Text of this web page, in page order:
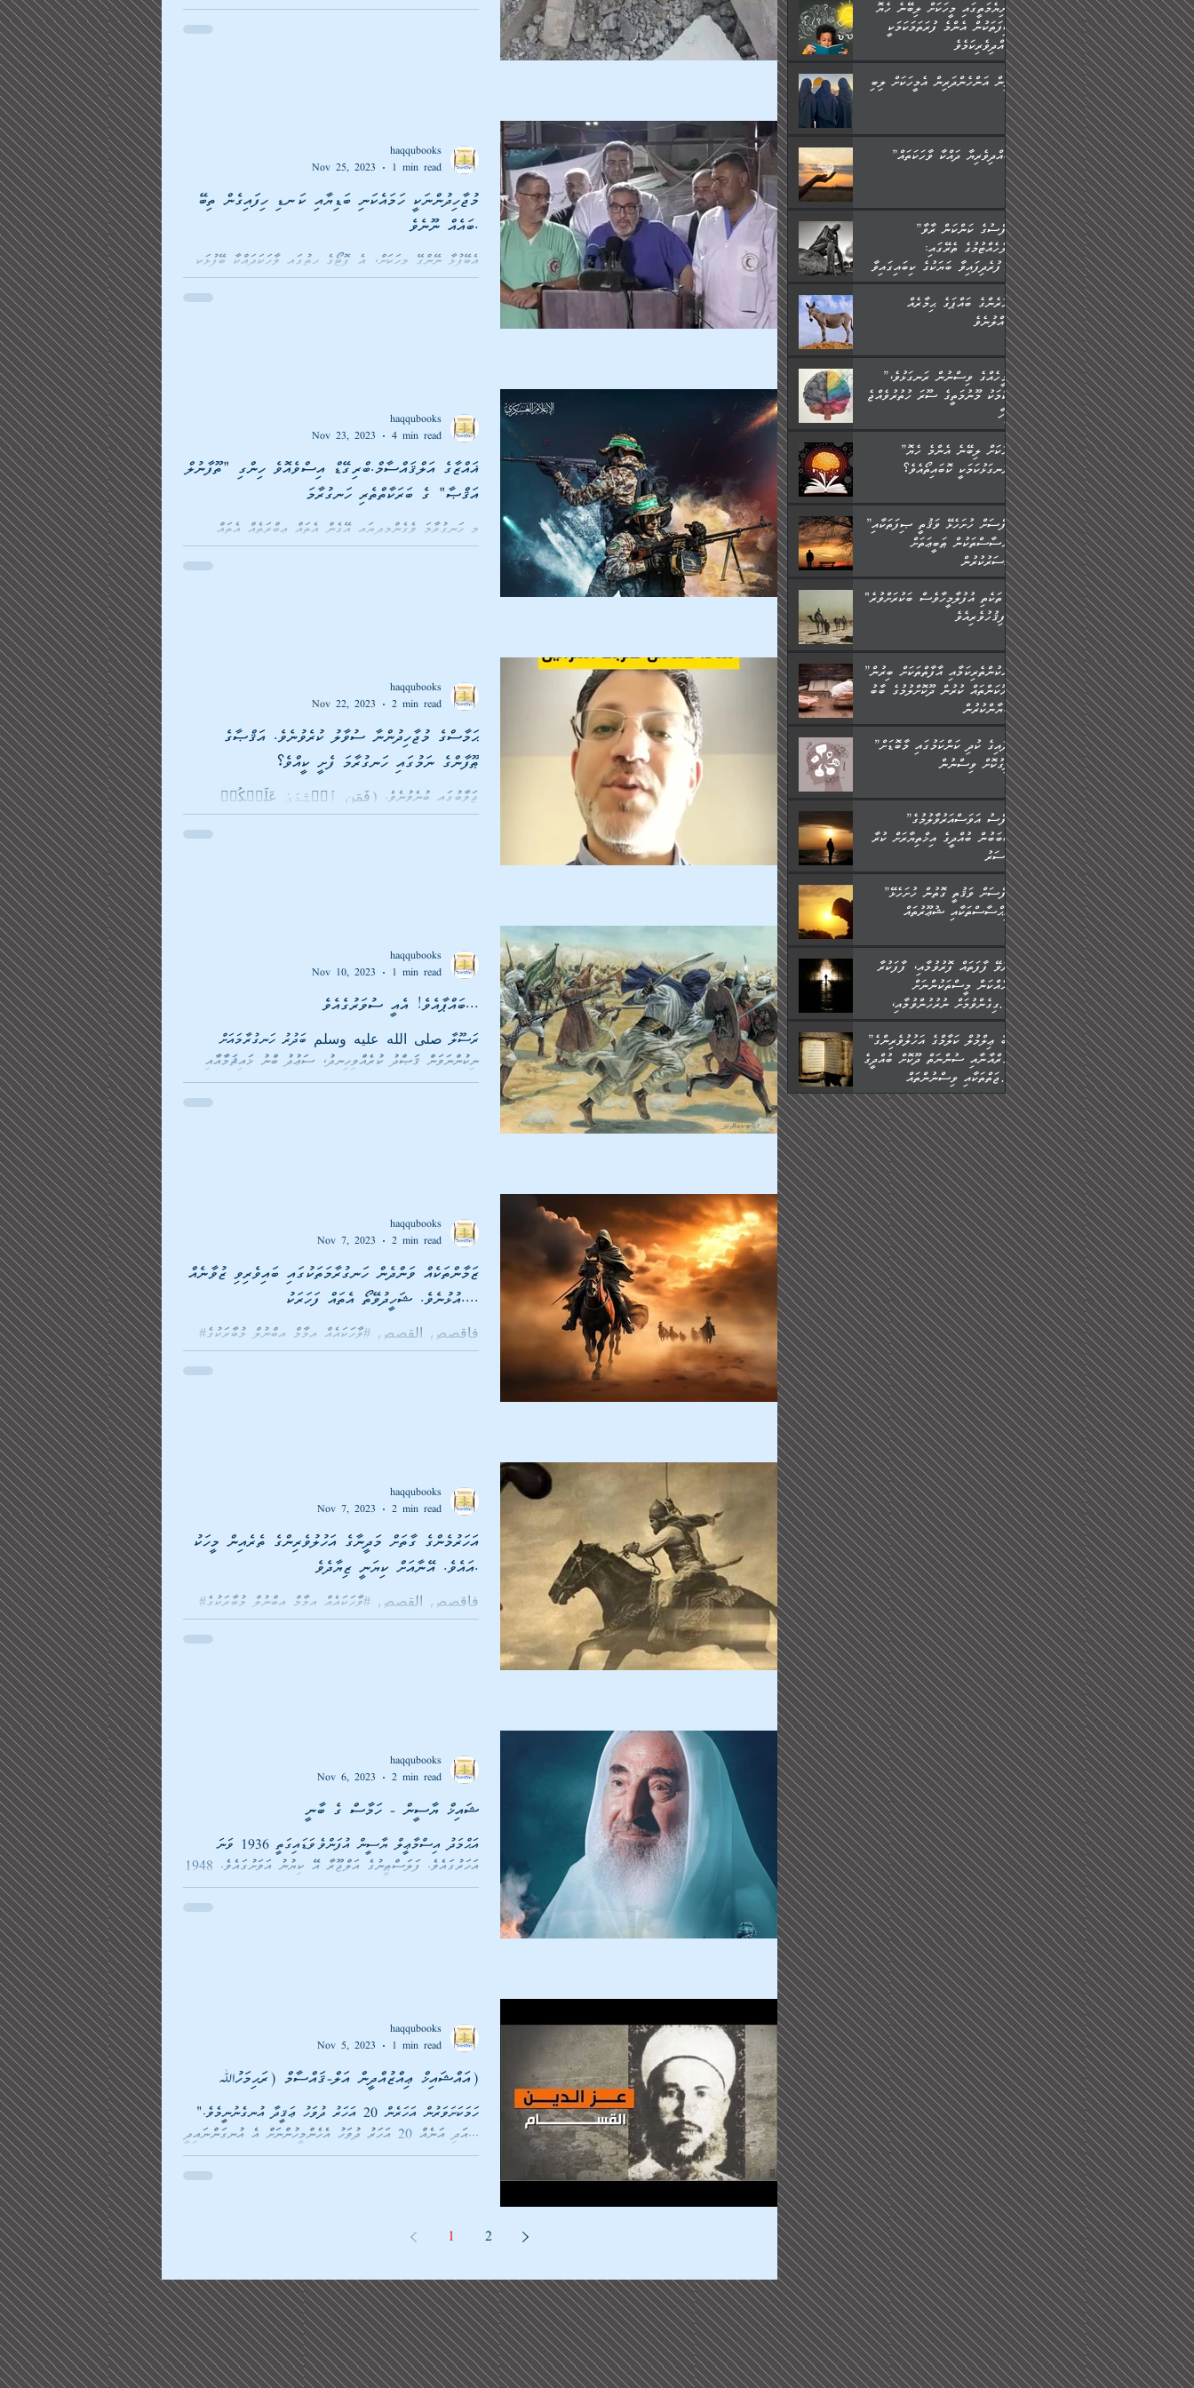
ހަމަކަށަވަރުން،...
މުޖާހިދުންނަކީ ހަމައެކަނި ބަޑިޔާއި ކަނޑި ހިފައިގެން ތިބޭ
ބައެއް ނޫނެވެ.
އެބޭފުޅާ ނޭންގޭ މީހަކަށް، އެ ފޮޓޯގެ ހިތުގައި ވާހަކަދައްކާ ބޭފުޅަކީ
ޑރ. ޣައްސާން އަބޫ ސެޓާ، ވާހަކަދައްކަމުންދަނީ އަލް މުއާމަލާނީ...
haqqubooks
Nov 25, 2023
1 min read
ޣައްޒާގެ އަލްޤައްސާމް.ބްރިގޭޑް އިސްވެއޮވެ ހިންގި "ތޫފާނުލް
އަޤްޞާ" ގެ ބަރަކާތްތެރި ހަނގުރާމަ
މި ހަނގުރާމަ ވެގެންމިދިޔައީ އޭގެން އެތައް ޢިބްރަތެއް އެތައް
ފިލާވަޅެއް މުސްލިމް އުއްމަތަށާއި، މުޅި އިންސާނިއްޔަތަށްވެސް
haqqubooks
Nov 23, 2023
4 min read
ޙަމާސްގެ މުޖާހިދުންނާ ސުވާލު ކުރެވުނެވެ. އަޤްޞާގެ
ޠޫފާންގެ ނަމުގައި ހަނގުރާމަ ފެށީ ކީއްވެ؟
ޖަވާބުގައި ބުނެވުނެވެ. (فَمَنِ ٱعۡتَدَىٰ عَلَیۡكُمۡ
فَٱعۡتَدُوا۟ عَلَیۡهِ بِمِثۡلِ مَا ٱعۡتَدَىٰ
haqqubooks
Nov 22, 2023
2 min read
ބައްޕާއެވެ! އެއީ ސުވަރުގެއެވެ...
ރަސޫލާ صلى الله عليه وسلم ބަދުރު ހަނގުރާމައަށް
ނިކުންނަވަން ޤަޞްދު ކުރެއްވިހިނދު، ސަޢުދު ބްނު ޚައިޘަމާއާއި
އެކަލޭގެފާނުގެ ބައްޕާފުޅާއި...
haqqubooks
Nov 10, 2023
1 min read
ޒަމާންތަކެއް ވަންދެން ހަނގުރާމަތަކުގައި ބައިވެރިވި ޒުވާނެއް
އުޅުނެވެ. ޝަހީދުވޭތޯ އެތައް ފަހަރަކު....
#فاقصص_القصص #ވާހަކައެއް އިމާމް އިބްނުލް މުބާރަކުގެ
ކިތާބުލް ޖިހާދުގައި ގެންނަވާފައިވާ އެހެން ވާހަކައެކެވެ: ޘާބިތުލް
haqqubooks
Nov 7, 2023
2 min read
އަހަރުމެންގެ ގާތަށް މަދީނާގެ އަހުލުވެރިންގެ ތެރެއިން މީހަކު
އައެވެ. އޭނާއަށް ކިޔަނީ ޒިޔާދެވެ.
#فاقصص_القصص #ވާހަކައެއް އިމާމް އިބްނުލް މުބާރަކުގެ
ކިތާބުލް ޖިހާދުގައި ގެންނަވާފައިވާ ވާހަކައެކެވެ: އަބޫ އިދްރީސް
haqqubooks
Nov 7, 2023
2 min read
ޝައިޚް ޔާސީން - ހަމާސް ގެ ބާނީ
އަޙްމަދު އިސްމާޢީލް ޔާސީން އުފަންވެވަޑައިގަތީ 1936 ވަނަ
އަހަރުގައެވެ. ފަލަސްޠީނުގެ އަލްޖޫރާ އޭ ކިޔުނު އަވަށުގައެވެ. 1948
ގައި...
haqqubooks
Nov 6, 2023
2 min read
އައްޝައިޚް ޢިއްޒުއްދީން އަލް-ޤައްސާމް (ރަޙިމަހުﷲ)
"ހަމަކަށަވަރުން އަހަރެން 20 އަހަރު ދުވަހު ޢަޤީދާ އުނގެނުނީމެވެ.
އަދި އަނެއް 20 އަހަރު ދުވަހު އެހެންމީހުންނަށް އެ އުނގަންނައިދީ...
haqqubooks
Nov 5, 2023
1 min read
1 2
ދުނިޔެމަތީގައި މީހަކަށް ލިބޭނެ ހެޔޮ
ޞިފަތަކުން އެންމެ ފުރަތަމަކަމަކީ
ބުއްދިވެރިކަމެވެ.
ތިން އަންހެންދަރިން އެމީހަކަށް ލިބި:
”ބުއްދިވެރިޔާ ދައްކާ ވާހަކަތައް،
”ނަފްސުގެ ކަންކަން ރާވާ
ބެލެހެއްޓުމުގެ ތެރޭގައި:
މަގުފުރެދިފައިވާ ބަޔަކުގެ ކިބައިގައިވާ
މޮޅެތި ރިވެތި ކަންކަމަށް ބަލާ
ވިސްނުން ދިގު ނުކުރުންވެއެވެ.އަހަރެންގެ ބައްޕަގެ ޙިމާރެއް
ގެއްލުނެވެ.
”އެމީހެއްގެ ވިސްނުން ރަނގަޅުވެ،
އެކަމަކު މޫނުމަތީގެ ސޫރަ ހުތުރުވެއްޖެ
މީހާ,
”މީހަކަށް ލިބޭނެ އެންމެ ހެޔޮ
ރަނގަޅުކަމަކީ ކޮބައިތޯއެވެ؟“
”ނަފްސަށް ހުށަހެޅޭ ވަޤުތީ ޞިފަތަކާއި
އިޙްސާސްތަކުން ޠަބީޢަތަށް
އަސަރުކުރުން:
"މި ތަކެތި އުފުލާމީހާވެސް ބަކުރަށްވުރެ
ފިޤުހުވެރިއެވެ."
”ދެއްކުންތެރިކަމާއި އާފާތްތަކަށް ބިރުން
ހެޔޮކަންތައް ކުރުން ދޫކޮށްލުމުގެ ބާބު
ބަޔާންކުރުން:
”އާދައިގެ ކުދި ކަންކަމުގައި މާބޮޑަށް
ދިގުކޮށް ވިސްނުން:
”ނަފްސު އަވަސްއަރުވާލުމުގެ
ސަބަބުން ބުއްދީގެ އިޚްތިޔާރަށް ކުރާ
އަސަރު.
”ނަފްސަށް ވަޤުތީ ގޮތުން ހުށަހެޅޭ
އިޙްސާސްތަކާއި ޝުޢޫރުތައް:
ކުރެވޭ ފާފަތައް ފޮރުވުމާއި، ފާފަކުރާ
މީހެއްކަން މީސްތަކުންނަށް
އެނގިގެންވުމަށް ނުރުހުންވުމާއި،
މީސްތަކުން އޭނާ ނުބައިކޮށްފައި
އެއްޗެހިކިޔުމަށް ނުރުހުންވުން
ހުއްދަވެގެންވާކަން ބަޔާންކުރުން:
”ތިބާ ޢިލްމުލް ކަލާމްގެ އަހުލުވެރިންގެ
(ޤުރްއާނާއި ސުންނަތް ދޫކޮށް ބުއްދީގެ
ޙުއްޖަތްތަކާއި ވިސްނުންތައް
ބޭނުންކޮށްގެން ދީނުގެ ކަންކަމުގައި
ވާހަކަދައްކާ މީހުންގެ) މަޖްލިސްތަކަށް
ޙާޒިރުވިންހެއްޔެވެ؟“